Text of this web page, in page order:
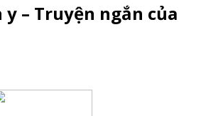
y – Truyện ngắn của